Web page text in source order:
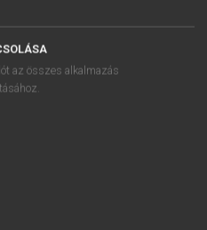
APPLIKÁCIÓ
az összes alkalmazás